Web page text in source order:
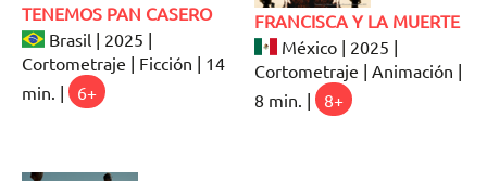
TENEMOS PAN CASERO
Brasil | 2025 |
Cortometraje | Ficción | 14
min. |
6+
FRANCISCA Y LA MUERTE
México | 2025 |
Cortometraje | Animación |
8 min. |
8+